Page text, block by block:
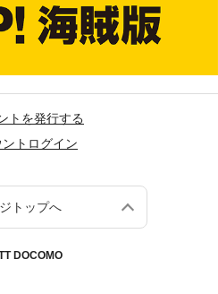
トを発行する
トログイン
トップへ
DOCOMO